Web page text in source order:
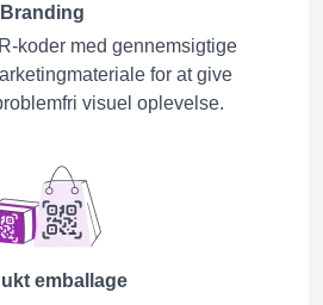
Branding
koder med gennemsigtige
for at give
visuel oplevelse.
emballage